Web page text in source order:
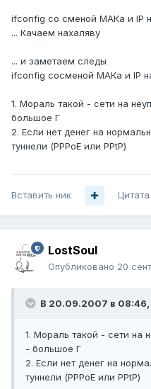
ifconfig со сменой МАКа и IP
... Качаем нахаляву
... и заметаем следы
ifconfig сосменой МАКа и IP
1. Мораль такой - сети на
большое Г
2. Если нет денег на
туннели (PPPoE или PPtP)
Вставить ник Цитата
LostSoul
Опубликовано 20
В 20.09.2007 в 08:46,
1. Мораль такой - сети на
- большое Г
2. Если нет денег на
туннели (PPPoE или PPtP)